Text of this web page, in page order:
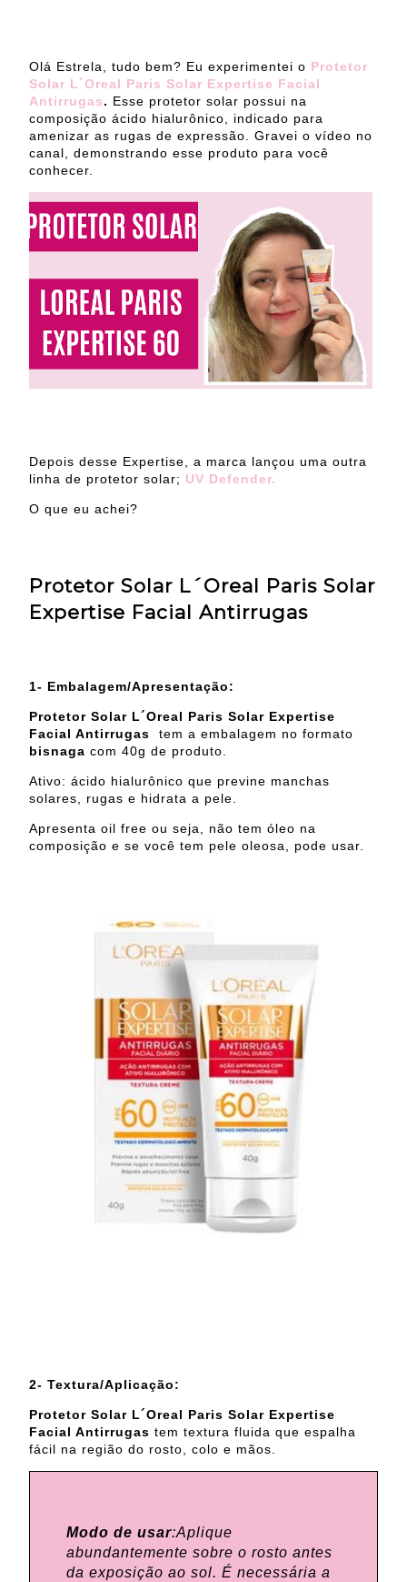
Olá Estrela, tudo bem? Eu experimentei o Protetor
Solar L´Oreal Paris Solar Expertise Facial
Antirrugas. Esse protetor solar possui na
composição ácido hialurônico, indicado para
amenizar as rugas de expressão. Gravei o vídeo no
canal, demonstrando esse produto para você
conhecer.
Depois desse Expertise, a marca lançou uma outra
linha de protetor solar; UV Defender.
O que eu achei?
Protetor Solar L´Oreal Paris Solar
Expertise Facial Antirrugas
1- Embalagem/Apresentação:
Protetor Solar L´Oreal Paris Solar Expertise
Facial Antirrugas
tem a embalagem no formato
bisnaga com 40g de produto.
Ativo: ácido hialurônico que previne manchas
solares, rugas e hidrata a pele.
Apresenta oil free ou seja, não tem óleo na
composição e se você tem pele oleosa, pode usar.
2- Textura/Aplicação:
Protetor Solar L´Oreal Paris Solar Expertise
Facial Antirrugas tem textura fluida que espalha
fácil na região do rosto, colo e mãos.
Modo de usar:Aplique
abundantemente sobre o rosto antes
da exposição ao sol. É necessária a